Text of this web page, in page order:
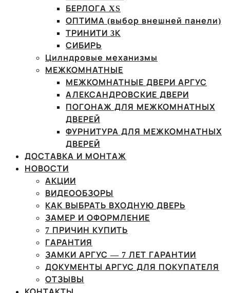
БЕРЛОГА XS
ОПТИМА (выбор внешней панели)
ТРИНИТИ 3К
СИБИРЬ
Цилндровые механизмы
МЕЖКОМНАТНЫЕ
МЕЖКОМНАТНЫЕ ДВЕРИ АРГУС
АЛЕКСАНДРОВСКИЕ ДВЕРИ
ПОГОНАЖ ДЛЯ МЕЖКОМНАТНЫХ
ДВЕРЕЙ
ФУРНИТУРА ДЛЯ МЕЖКОМНАТНЫХ
ДВЕРЕЙ
ДОСТАВКА И МОНТАЖ
НОВОСТИ
АКЦИИ
ВИДЕООБЗОРЫ
КАК ВЫБРАТЬ ВХОДНУЮ ДВЕРЬ
ЗАМЕР И ОФОРМЛЕНИЕ
7 ПРИЧИН КУПИТЬ
ГАРАНТИЯ
ЗАМКИ АРГУС — 7 ЛЕТ ГАРАНТИИ
ДОКУМЕНТЫ АРГУС ДЛЯ ПОКУПАТЕЛЯ
ОТЗЫВЫ